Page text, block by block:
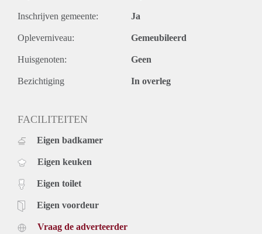
Inschrijven gemeente: Ja
Opleverniveau: Gemeubileerd
Huisgenoten: Geen
Bezichtiging In overleg
FACILITEITEN
Eigen badkamer
Eigen keuken
Eigen toilet
Eigen voordeur
Vraag de adverteerder